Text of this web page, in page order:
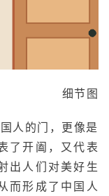
细节图
人的门，更像是
了开阖，又代表
出人们对美好生
而形成了中国人